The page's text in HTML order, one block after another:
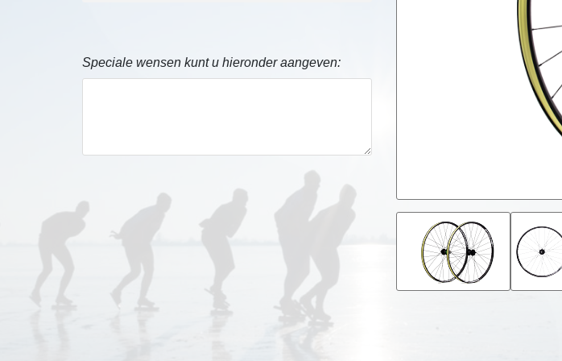
Speciale wensen kunt u hieronder aangeven: